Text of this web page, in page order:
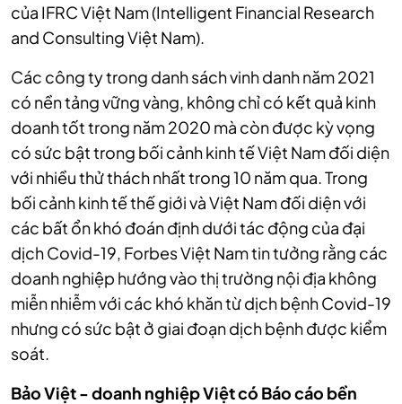
của IFRC Việt Nam (Intelligent Financial Research
and Consulting Việt Nam).
Các công ty trong danh sách vinh danh năm 2021
có nền tảng vững vàng, không chỉ có kết quả kinh
doanh tốt trong năm 2020 mà còn được kỳ vọng
có sức bật trong bối cảnh kinh tế Việt Nam đối diện
với nhiều thử thách nhất trong 10 năm qua. Trong
bối cảnh kinh tế thế giới và Việt Nam đối diện với
các bất ổn khó đoán định dưới tác động của đại
dịch Covid-19, Forbes Việt Nam tin tưởng rằng các
doanh nghiệp hướng vào thị trường nội địa không
miễn nhiễm với các khó khăn từ dịch bệnh Covid-19
nhưng có sức bật ở giai đoạn dịch bệnh được kiểm
soát.
Bảo Việt - doanh nghiệp Việt có Báo cáo bền